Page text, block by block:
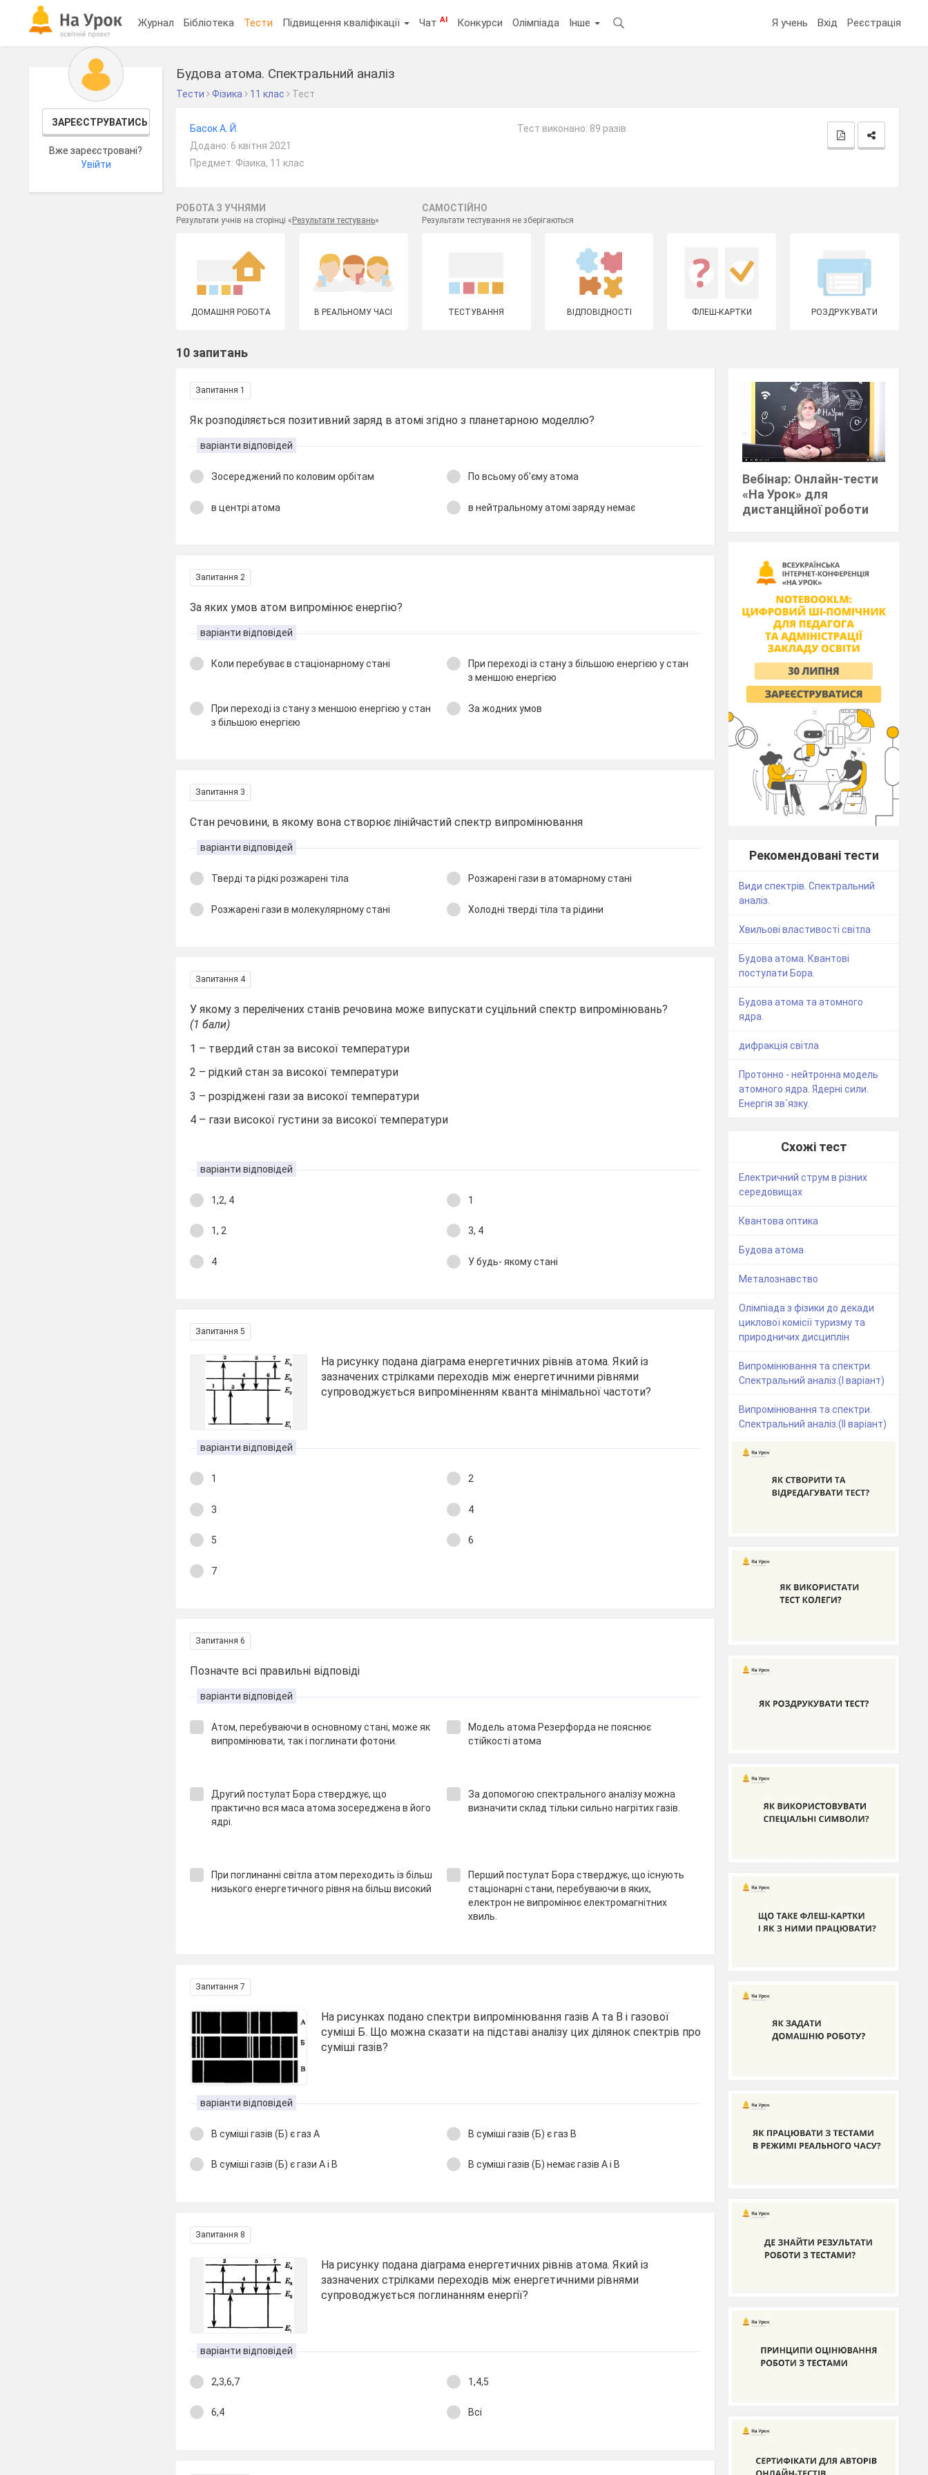
Журнал Бібліотека Тести Підвищення кваліфікації ЧатAI Конкурси Олімпіада Інше Я учень Вхід Реєстрація
ЗАРЕЄСТРУВАТИСЬ
Вже зареєстровані?
Увійти
Будова атома. Спектральний аналіз
Тести Фізика 11 клас Тест
Басок А. Й.
Додано: 6 квітня 2021
Предмет: Фізика, 11 клас
Тест виконано: 89 разів
РОБОТА З УЧНЯМИ
Результати учнів на сторінці « Результати тестувань»
САМОСТІЙНО
Результати тестування не зберігаються
ДОМАШНЯ РОБОТА В РЕАЛЬНОМУ ЧАСІ ТЕСТУВАННЯ ВІДПОВІДНОСТІ ФЛЕШ-КАРТКИ РОЗДРУКУВАТИ
10 запитань
Запитання 1
Як розподіляється позитивний заряд в атомі згідно з планетарною моделлю?
варіанти відповідей
Зосереджений по коловим орбітам По всьому об'єму атома
в центрі атома в нейтральному атомі заряду немає
Запитання 2
За яких умов атом випромінює енергію?
варіанти відповідей
Коли перебуває в стаціонарному стані
При переході із стану з більшою енергією у стан
з меншою енергією
При переході із стану з меншою енергією у стан
з більшою енергією
За жодних умов
Запитання 3
Стан речовини, в якому вона створює лінійчастий спектр випромінювання
варіанти відповідей
Тверді та рідкі розжарені тіла Розжарені гази в атомарному стані
Розжарені гази в молекулярному стані Холодні тверді тіла та рідини
Запитання 4
У якому з перелічених станів речовина може випускати суцільний спектр випромінювань?
(1 бали)
1 – твердий стан за високої температури
2 – рідкий стан за високої температури
3 – розріджені гази за високої температури
4 – гази високої густини за високої температури
варіанти відповідей
1,2, 4 1
1, 2 3, 4
4 У будь- якому стані
Запитання 5
На рисунку подана діаграма енергетичних рівнів атома. Який із
зазначених стрілками переходів між енергетичними рівнями
супроводжується випроміненням кванта мінімальної частоти?
варіанти відповідей
1 2
3 4
5 6
7
Запитання 6
Позначте всі правильні відповіді
варіанти відповідей
Атом, перебуваючи в основному стані, може як
випромінювати, так і поглинати фотони.
Модель атома Резерфорда не пояснює
стійкості атома
Другий постулат Бора стверджує, що
практично вся маса атома зосереджена в його
ядрі.
За допомогою спектрального аналізу можна
визначити склад тільки сильно нагрітих газів.
При поглинанні світла атом переходить із більш
низького енергетичного рівня на більш високий
Перший постулат Бора стверджує, що існують
стаціонарні стани, перебуваючи в яких,
електрон не випромінює електромагнітних
хвиль.
Запитання 7
На рисунках подано спектри випромінювання газів А та В і газової
суміші Б. Що можна сказати на підставі аналізу цих ділянок спектрів про
суміші газів?
варіанти відповідей
В суміші газів (Б) є газ А В суміші газів (Б) є газ В
В суміші газів (Б) є гази А і В В суміші газів (Б) немає газів А і В
Запитання 8
На рисунку подана діаграма енергетичних рівнів атома. Який із
зазначених стрілками переходів між енергетичними рівнями
супроводжується поглинанням енергії?
варіанти відповідей
2,3,6,7 1,4,5
6,4 Всі
Вебінар: Онлайн-тести
«На Урок» для
дистанційної роботи
Рекомендовані тести
Види спектрів. Спектральний
аналіз.
Хвильові властивості світла
Будова атома. Квантові
постулати Бора.
Будова атома та атомного
ядра.
дифракція світла
Протонно - нейтронна модель
атомного ядра. Ядерні сили.
Енергія зв`язку.
Схожі тест
Електричний струм в різних
середовищах
Квантова оптика
Будова атома
Металознавство
Олімпіада з фізики до декади
циклової комісії туризму та
природничих дисциплін
Випромінювання та спектри.
Спектральний аналіз.(І варіант)
Випромінювання та спектри.
Спектральний аналіз.(ІІ варіант)